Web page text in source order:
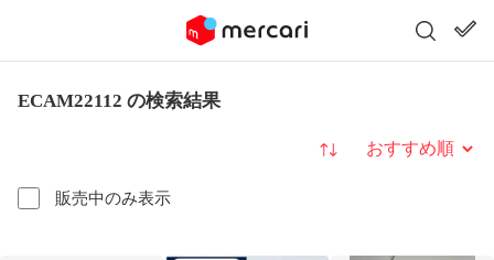
ECAM22112 の検索結果
販売中のみ表示
並び替え